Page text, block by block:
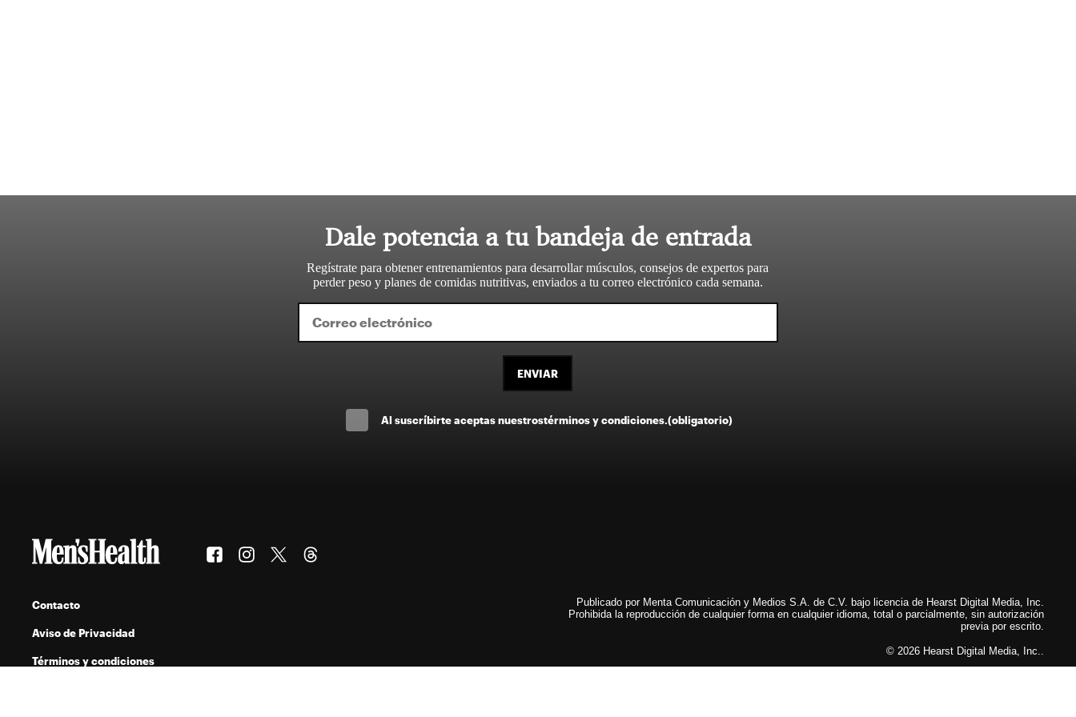
Dale potencia a tu bandeja de entrada
Regístrate para obtener entrenamientos para desarrollar músculos, consejos de expertos para
perder peso y planes de comidas nutritivas, enviados a tu correo electrónico cada semana.
ENVIAR
Al suscríbirte aceptas nuestrostérminos y condiciones.(obligatorio)
Contacto
Aviso de Privacidad
Términos y condiciones
Publicado por Menta Comunicación y Medios S.A. de C.V. bajo licencia de Hearst Digital Media, Inc.
Prohibida la reproducción de cualquier forma en cualquier idioma, total o parcialmente, sin autorización
previa por escrito.
© 2026 Hearst Digital Media, Inc..